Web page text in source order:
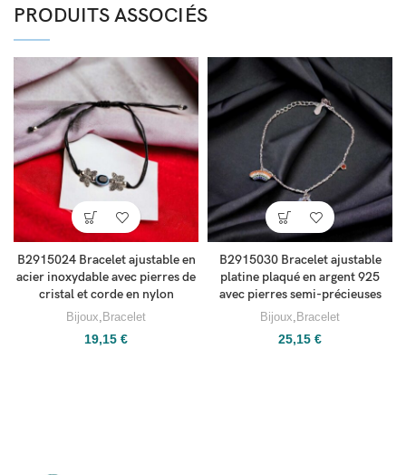
PRODUITS ASSOCIÉS
B2915024 Bracelet ajustable en
acier inoxydable avec pierres de
cristal et corde en nylon
Bijoux, Bracelet
19,15 €
B2915030 Bracelet ajustable
platine plaqué en argent 925
avec pierres semi-précieuses
Bijoux, Bracelet
25,15 €